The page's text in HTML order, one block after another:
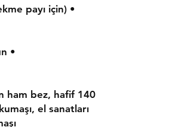
• İlk kullanımdan önce ılık suda yıkayın (çekme payı için)
• Düşük ısıda kurutun veya asarak kurutun
ham bez, hafif
el sanatları